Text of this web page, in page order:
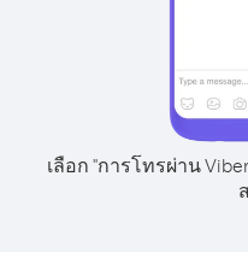
เลือก "การโทรผ่าน